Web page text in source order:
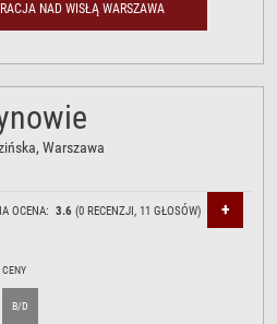
NAD WISŁĄ WARSZAWA
, Warszawa
OCENA:3.6 (0 RECENZJI, 11 GŁOSÓW) +
CENY
B/D